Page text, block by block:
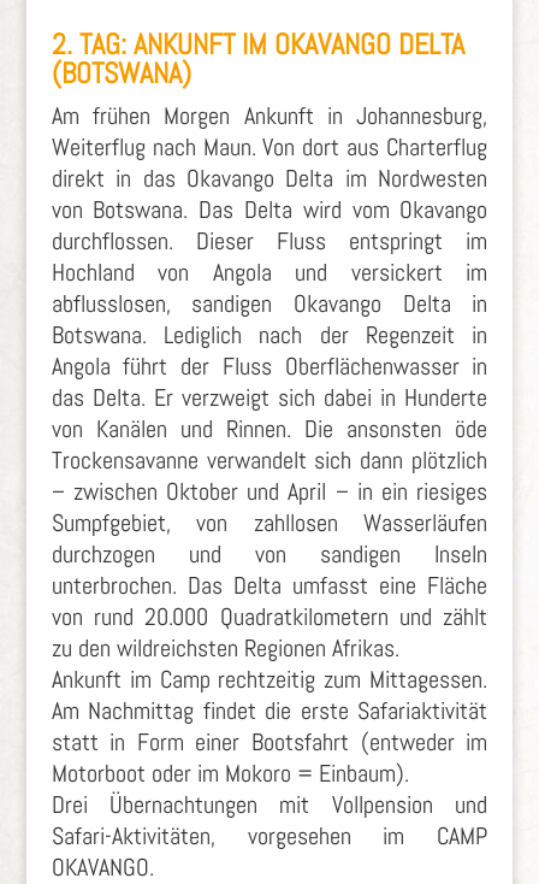
2. TAG: ANKUNFT IM OKAVANGO DELTA
(BOTSWANA)
Am frühen Morgen Ankunft in Johannesburg,
Weiterflug nach Maun. Von dort aus Charterflug
direkt in das Okavango Delta im Nordwesten
von Botswana. Das Delta wird vom Okavango
durchflossen. Dieser Fluss entspringt im
Hochland von Angola und versickert im
abflusslosen, sandigen Okavango Delta in
Botswana. Lediglich nach der Regenzeit in
Angola führt der Fluss Oberflächenwasser in
das Delta. Er verzweigt sich dabei in Hunderte
von Kanälen und Rinnen. Die ansonsten öde
Trockensavanne verwandelt sich dann plötzlich
– zwischen Oktober und April – in ein riesiges
Sumpfgebiet, von zahllosen Wasserläufen
durchzogen und von sandigen Inseln
unterbrochen. Das Delta umfasst eine Fläche
von rund 20.000 Quadratkilometern und zählt
zu den wildreichsten Regionen Afrikas.
Ankunft im Camp rechtzeitig zum Mittagessen.
Am Nachmittag findet die erste Safariaktivität
statt in Form einer Bootsfahrt (entweder im
Motorboot oder im Mokoro = Einbaum).
Drei Übernachtungen mit Vollpension und
Safari-Aktivitäten, vorgesehen im CAMP
OKAVANGO.